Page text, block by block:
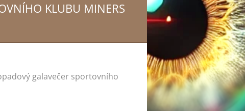
KLUBU MINERS
galavečer sportovního